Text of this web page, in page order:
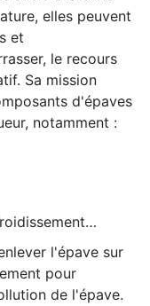
elles peuvent
et
le recours
Sa mission
d'épaves
notamment :
l'épave sur
pour
de l'épave.